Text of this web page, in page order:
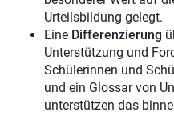
Urteilsbildung gelegt.
Eine Differenzierung
Unterstützung und
Schülerinnen und
und ein Glossar von
unterstützen das